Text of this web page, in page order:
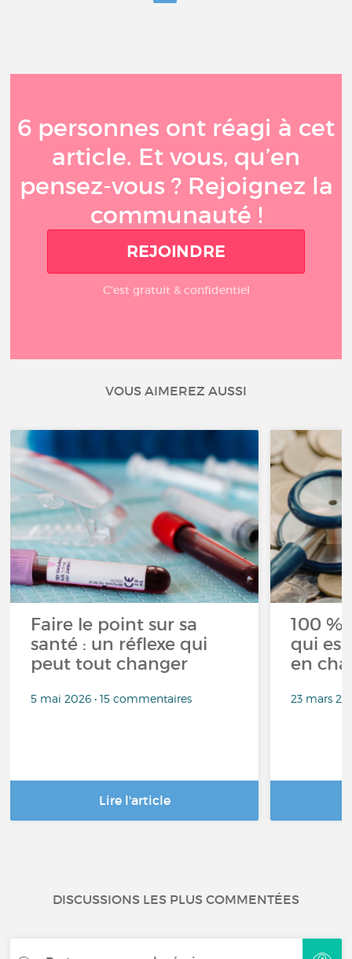
6 personnes ont réagi à cet
article. Et vous, qu’en
pensez-vous ? Rejoignez la
communauté !
REJOINDRE
C'est gratuit & confidentiel
VOUS AIMEREZ AUSSI
Faire le point sur sa
santé : un réflexe qui
peut tout changer
5 mai 2026 • 15 commentaires
Lire l'article
100 %
qui
en
23 mars
DISCUSSIONS LES PLUS COMMENTÉES